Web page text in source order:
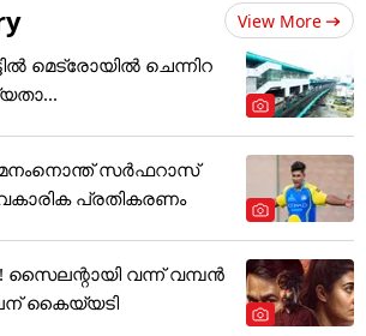
View More
മെട്രോയില്‍ ചെന്നിറ
സര്‍ഫറാസ്
പ്രതികരണം
വന്ന് വമ്പൻ
കൈയ്യടി